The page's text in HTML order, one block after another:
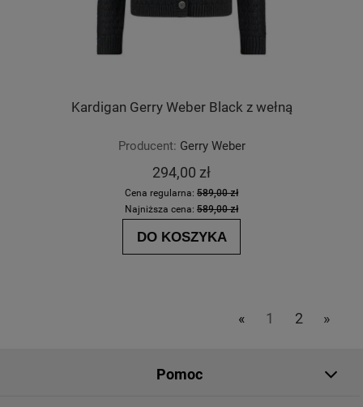
Kardigan Gerry Weber Black z wełną
Producent: Gerry Weber
294,00 zł
Cena regularna: 589,00 zł
Najniższa cena: 589,00 zł
DO KOSZYKA
« 1 2 »
Pomoc